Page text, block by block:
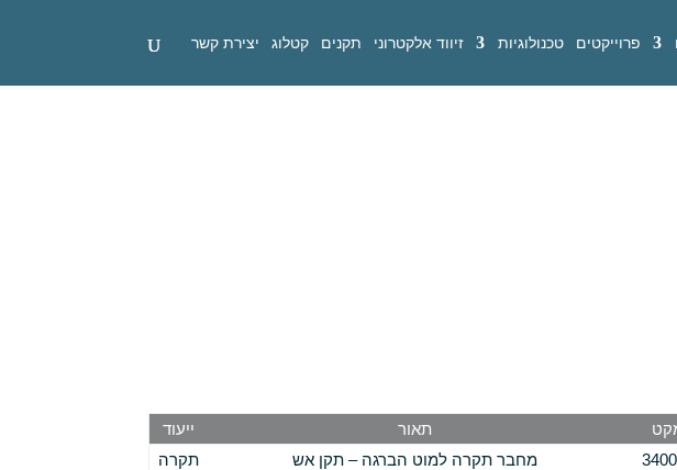
פרוייקטים טכנולוגיות זיווד אלקטרוני תקנים קטלוג יצירת קשר
תאור
ייעוד
מחבר תקרה למוט הברגה – תקן אש תקרה